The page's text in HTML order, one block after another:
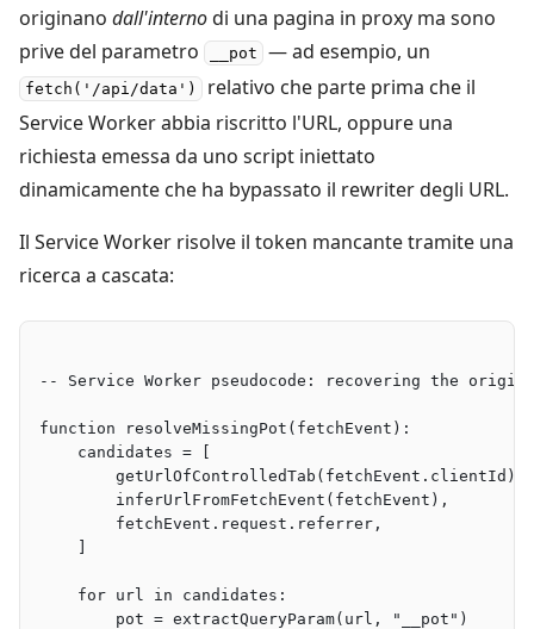
originano dall'internodi una pagina in proxy ma sono
prive del parametro
__pot — ad esempio, un
fetch('/api/data')
relativo che parte prima che il
Service Worker abbia riscritto l'URL, oppure una
richiesta emessa da uno script iniettato
dinamicamente che ha bypassato il rewriter degli URL.
Il Service Worker risolve il token mancante tramite una
ricerca a cascata:
-- Service Worker pseudocode: recovering the origin
function resolveMissingPot(fetchEvent):
    candidates = [
getUrlOfControlledTab(fetchEvent.clientId),
inferUrlFromFetchEvent(fetchEvent),
fetchEvent.request.referrer,
    for url in candidates:
        pot = extractQueryParam(url, "__pot")